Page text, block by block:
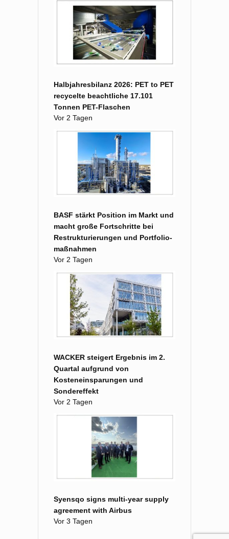
Halbjahresbilanz 2026: PET to PET
recycelte beachtliche 17.101
Tonnen PET-Flaschen
Vor 2 Tagen
BASF stärkt Position im Markt und
macht große Fort­schritte bei
Restruk­turierungen und Portfolio­
maß­nahmen
Vor 2 Tagen
WACKER steigert Ergebnis im 2.
Quartal aufgrund von
Kosteneinsparungen und
Sondereffekt
Vor 2 Tagen
Syensqo signs multi-year supply
agreement with Airbus
Vor 3 Tagen